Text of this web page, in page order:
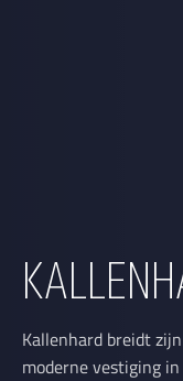
Kallenhard breidt
moderne vestiging